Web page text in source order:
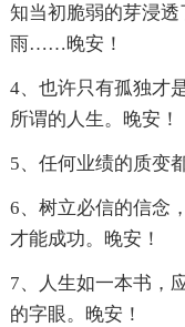
知当初脆弱的芽浸
雨……晚安！
4、也许只有孤独才
所谓的人生。晚安！
5、任何业绩的质变
6、树立必信的信念
才能成功。晚安！
7、人生如一本书，
的字眼。晚安！